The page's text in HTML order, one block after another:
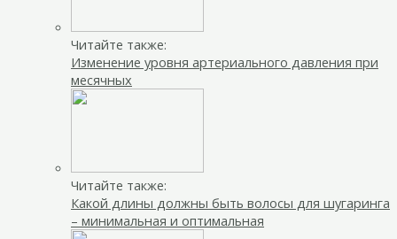
Читайте также:
Изменение уровня артериального давления при
месячных
Читайте также:
Какой длины должны быть волосы для шугаринга
– минимальная и оптимальная